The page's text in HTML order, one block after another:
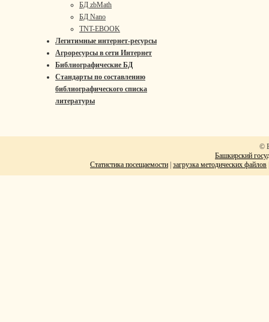
БД zbMath
БД Nano
TNT-EBOOK
Легитимные интернет-ресурсы
Агроресурсы в сети Интернет
Библиографические БД
Стандарты по составлению
библиографического списка
литературы
©
Башкирский
Статистика посещаемости загрузка методических файлов